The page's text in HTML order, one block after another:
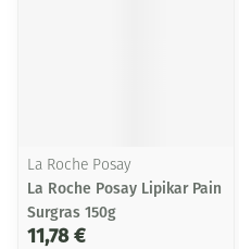
La Roche Posay
La Roche Posay Lipikar Pain
Surgras 150g
11,78 €